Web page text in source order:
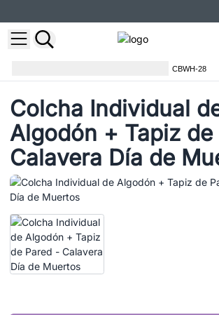
CBWH-28
Colcha Individual
Algodón + Tapiz de
Calavera Día de